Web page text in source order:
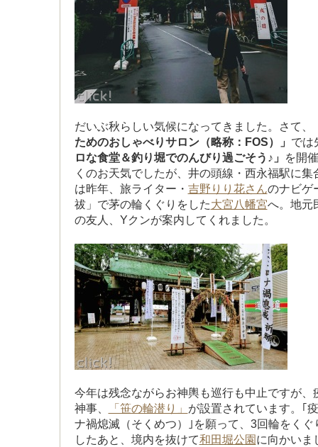
だいぶ秋らしい気候になってきました。さて、
ためのおしゃべりサロン（略称：FOS）」 では
ロな食堂＆釣り堀でのんびり過ごそう♪」
を開
くのお天気でしたが、井の頭線・西永福駅に
は昨年、旅ライター・ 吉野りり花さんのナビゲ
祓」で茅の輪くぐりをした大宮八幡宮へ。地元
の友人、Yクンが案内してくれました。
今年は残念ながらお神輿も巡行も中止ですが、
神事、
「笹の輪潜り」 が設置されています。｢
ナ禍熄滅（そくめつ）｣を願って、3回輪をくぐ
したあと、境内を抜けて和田堀公園 に向かいま